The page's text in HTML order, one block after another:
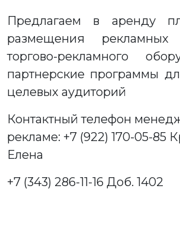
Предлагаем в аренду
размещения рекламных
торгово-рекламного
партнерские программы
целевых аудиторий
Контактный телефон
рекламе: +7 (922) 170-05-85
Елена
+7 (343) 286-11-16 Доб. 1402